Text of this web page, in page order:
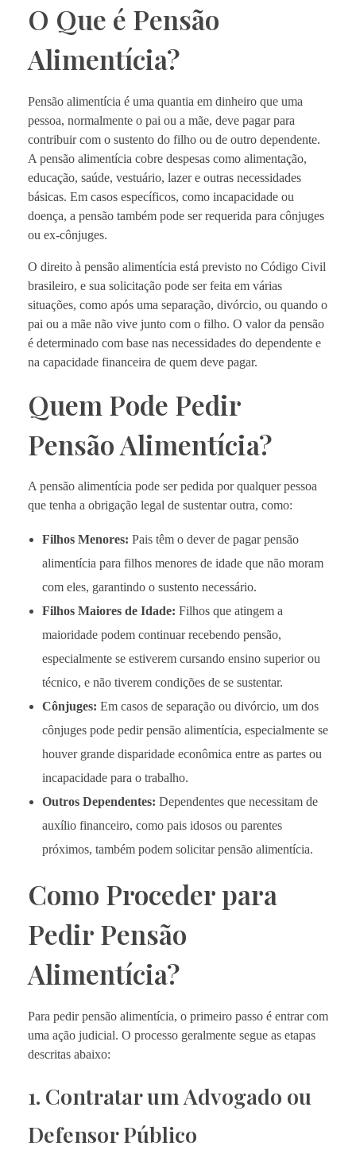
O Que é Pensão
Alimentícia?
Pensão alimentícia é uma quantia em dinheiro que uma
pessoa, normalmente o pai ou a mãe, deve pagar para
contribuir com o sustento do filho ou de outro dependente.
A pensão alimentícia cobre despesas como alimentação,
educação, saúde, vestuário, lazer e outras necessidades
básicas. Em casos específicos, como incapacidade ou
doença, a pensão também pode ser requerida para cônjuges
ou ex-cônjuges.
O direito à pensão alimentícia está previsto no Código Civil
brasileiro, e sua solicitação pode ser feita em várias
situações, como após uma separação, divórcio, ou quando o
pai ou a mãe não vive junto com o filho. O valor da pensão
é determinado com base nas necessidades do dependente e
na capacidade financeira de quem deve pagar.
Quem Pode Pedir
Pensão Alimentícia?
A pensão alimentícia pode ser pedida por qualquer pessoa
que tenha a obrigação legal de sustentar outra, como:
Filhos Menores: Pais têm o dever de pagar pensão
alimentícia para filhos menores de idade que não moram
com eles, garantindo o sustento necessário.
Filhos Maiores de Idade: Filhos que atingem a
maioridade podem continuar recebendo pensão,
especialmente se estiverem cursando ensino superior ou
técnico, e não tiverem condições de se sustentar.
Cônjuges: Em casos de separação ou divórcio, um dos
cônjuges pode pedir pensão alimentícia, especialmente se
houver grande disparidade econômica entre as partes ou
incapacidade para o trabalho.
Outros Dependentes: Dependentes que necessitam de
auxílio financeiro, como pais idosos ou parentes
próximos, também podem solicitar pensão alimentícia.
Como Proceder para
Pedir Pensão
Alimentícia?
Para pedir pensão alimentícia, o primeiro passo é entrar com
uma ação judicial. O processo geralmente segue as etapas
descritas abaixo:
1. Contratar um Advogado ou
Defensor Público